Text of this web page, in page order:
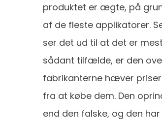
produktet er ægte, på
af de fleste applikatorer.
ser det ud til at det er
sådant tilfælde, er den
fabrikanterne hæver
fra at købe dem. Den
end den falske, og den